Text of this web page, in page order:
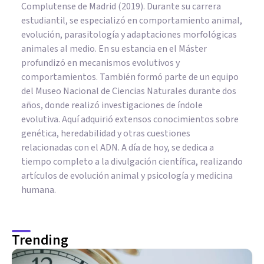
Complutense de Madrid (2019). Durante su carrera
estudiantil, se especializó en comportamiento animal,
evolución, parasitología y adaptaciones morfológicas
animales al medio. En su estancia en el Máster
profundizó en mecanismos evolutivos y
comportamientos. También formó parte de un equipo
del Museo Nacional de Ciencias Naturales durante dos
años, donde realizó investigaciones de índole
evolutiva. Aquí adquirió extensos conocimientos sobre
genética, heredabilidad y otras cuestiones
relacionadas con el ADN. A día de hoy, se dedica a
tiempo completo a la divulgación científica, realizando
artículos de evolución animal y psicología y medicina
humana.
Trending